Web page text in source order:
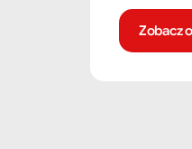
Zobacz